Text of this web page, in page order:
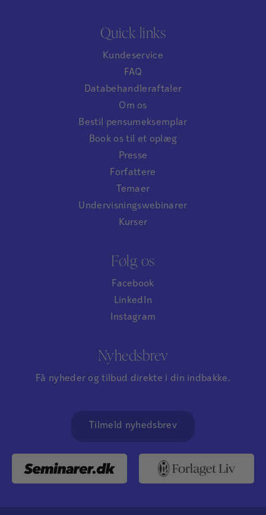
Quick links
Kundeservice
FAQ
Databehandleraftaler
Om os
Bestil pensumeksemplar
Book os til et oplæg
Presse
Forfattere
Temaer
Undervisningswebinarer
Kurser
Følg os
Facebook
LinkedIn
Instagram
Nyhedsbrev
Få nyheder og tilbud direkte i din indbakke.
Tilmeld nyhedsbrev